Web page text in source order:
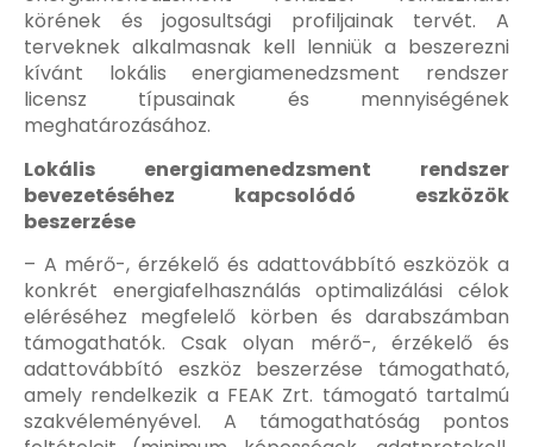
körének és jogosultsági profiljainak tervét. A
terveknek alkalmasnak kell lenniük a beszerezni
kívánt lokális energiamenedzsment rendszer
licensz típusainak és mennyiségének
meghatározásához.
Lokális energiamenedzsment rendszer
bevezetéséhez kapcsolódó eszközök
beszerzése
– A mérő-, érzékelő és adattovábbító eszközök a
konkrét energiafelhasználás optimalizálási célok
eléréséhez megfelelő körben és darabszámban
támogathatók. Csak olyan mérő-, érzékelő és
adattovábbító eszköz beszerzése támogatható,
amely rendelkezik a FEAK Zrt. támogató tartalmú
szakvéleményével. A támogathatóság pontos